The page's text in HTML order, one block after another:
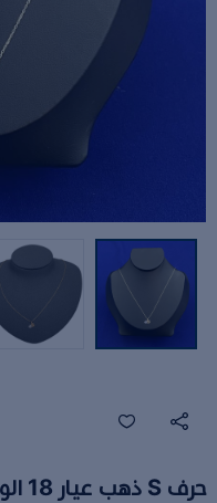
حرف S ذهب عيار 18 الوزن 1.76 جرام